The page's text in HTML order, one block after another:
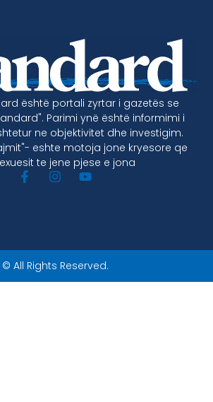
është portali zyrtar i gazetës se
Parimi ynë është informimi i
ne objektivitet dhe investigim.
eshte motoja jone kryesore qe
te jene pjese e jona
© All Rights Reserved.